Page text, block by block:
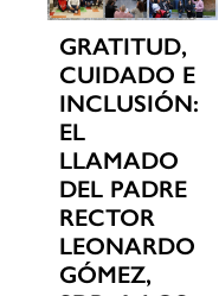
GRATITUD,
CUIDADO E
INCLUSIÓN:
EL
LLAMADO
DEL PADRE
RECTOR
LEONARDO
GÓMEZ,